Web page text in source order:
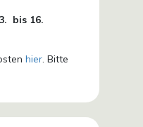
bis 16.
hier. Bitte